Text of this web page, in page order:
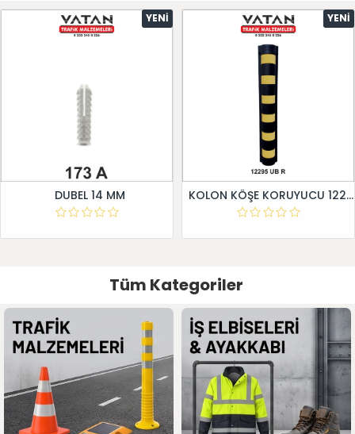
YENI
DUBEL 14 MM
YENI
KOLON KÖŞE KORUYUCU 12295 UB R
Tüm Kategoriler